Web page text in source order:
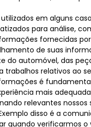
em alguns
para análise,
fornecidas
de suas
do automóvel, das
trabalhos relativos ao
é
mais
relevantes nossos
disso é a
quando verificarmos